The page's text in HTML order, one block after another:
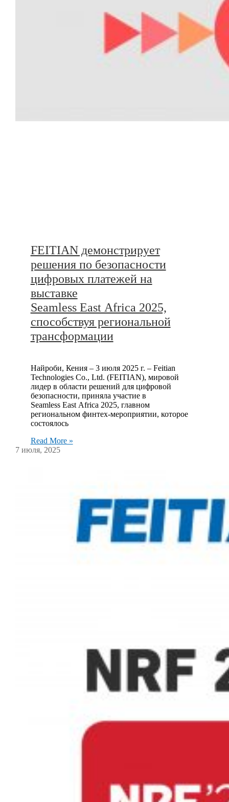
FEITIAN демонстрирует
решения по безопасности
цифровых платежей на
выставке
Seamless East Africa 2025,
способствуя региональной
трансформации
Найроби, Кения – 3 июля 2025 г. – Feitian
Technologies Co., Ltd. (FEITIAN), мировой
лидер в области решений для цифровой
безопасности, приняла участие в
Seamless East Africa 2025, главном
региональном финтех-мероприятии, которое
состоялось
Read More »
7 июля, 2025